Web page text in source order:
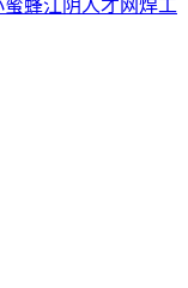
蜜蜂江阴人才网焊工